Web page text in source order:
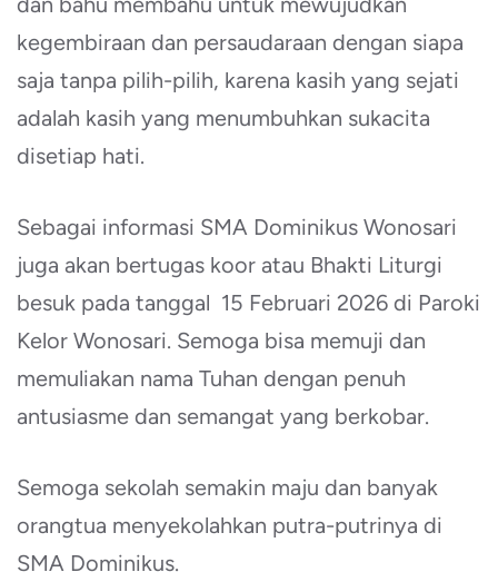
kegembiraan dan persaudaraan dengan siapa
saja tanpa pilih-pilih, karena kasih yang sejati
adalah kasih yang menumbuhkan sukacita
disetiap hati.
Sebagai informasi SMA Dominikus Wonosari
juga akan bertugas koor atau Bhakti Liturgi
besuk pada tanggal 15 Februari 2026 di Paroki
Kelor Wonosari. Semoga bisa memuji dan
memuliakan nama Tuhan dengan penuh
antusiasme dan semangat yang berkobar.
Semoga sekolah semakin maju dan banyak
orangtua menyekolahkan putra-putrinya di
SMA Dominikus.